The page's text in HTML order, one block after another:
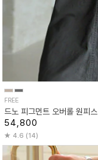
FREE
드노 피그먼트 오버롤 원피스
54,800
4.6 (14)